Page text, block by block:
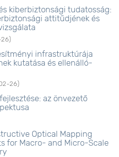
kiberbiztonsági tudatosság:
attitűdjének és
)
infrastruktúrája
kutatása és ellenálló-
26)
az önvezető
Optical Mapping
for Macro- and Micro-Scale